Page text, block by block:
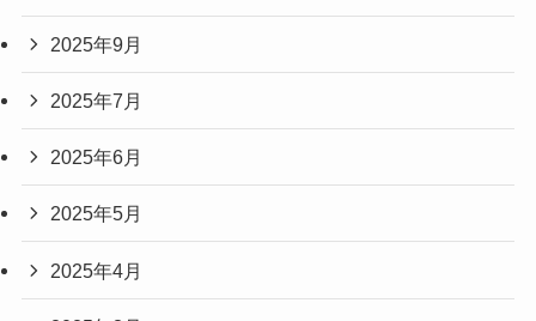
2025年9月
2025年7月
2025年6月
2025年5月
2025年4月